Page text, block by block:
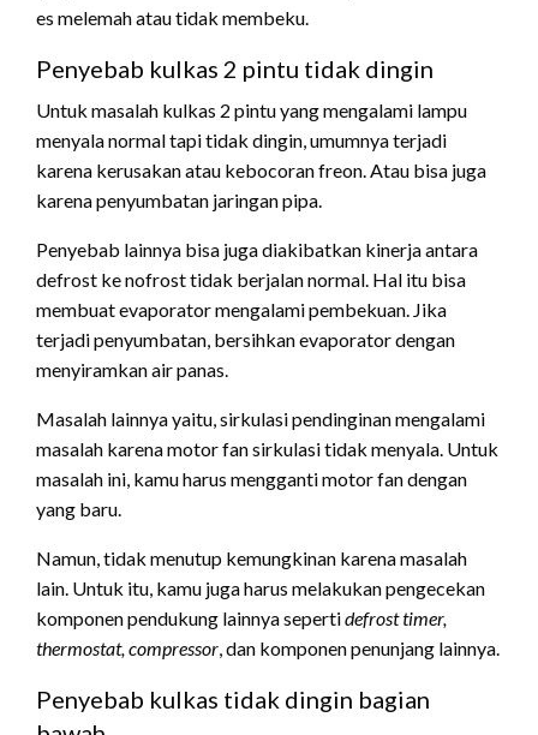
es melemah atau tidak membeku.
Penyebab kulkas 2 pintu tidak dingin
Untuk masalah kulkas 2 pintu yang mengalami lampu
menyala normal tapi tidak dingin, umumnya terjadi
karena kerusakan atau kebocoran freon. Atau bisa juga
karena penyumbatan jaringan pipa.
Penyebab lainnya bisa juga diakibatkan kinerja antara
defrost ke nofrost tidak berjalan normal. Hal itu bisa
membuat evaporator mengalami pembekuan. Jika
terjadi penyumbatan, bersihkan evaporator dengan
menyiramkan air panas.
Masalah lainnya yaitu, sirkulasi pendinginan mengalami
masalah karena motor fan sirkulasi tidak menyala. Untuk
masalah ini, kamu harus mengganti motor fan dengan
yang baru.
Namun, tidak menutup kemungkinan karena masalah
lain. Untuk itu, kamu juga harus melakukan pengecekan
komponen pendukung lainnya sepertidefrost timer,
thermostat, compressor , dan komponen penunjang lainnya.
Penyebab kulkas tidak dingin bagian